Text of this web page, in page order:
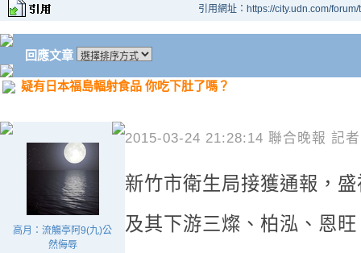
引用網址：https://city.udn.com/
回應文章
疑有日本福島輻射食品 你吃下肚了嗎？
高月：流觴亭阿9(九)公
然侮辱
2015-03-24 21:28:14 聯合晚報 記
新竹市衛生局接獲通報，
及其下游三燦、柏泓、恩